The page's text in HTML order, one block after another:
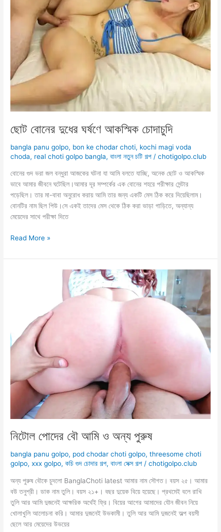
ছোট বোনের দুধের ঘর্ষণে আকস্মিক চোদাচুদি
bangla panu golpo, bon ke chodar choti, kochi magi voda
choda, real choti golpo bangla,বাংলা নতুন চটি গল্প /chotigolpo.club
বোনের গুদ ভরা জল বন্ধুরা আজকের ঘটনা যা আমি বলতে যাচ্ছি, অনেক ছোট ও আকস্মিক
ভাবে আমার জীবনে ঘটেছিল।আমার দূর সম্পর্কের এক বোনের শহরে পরীক্ষার সেন্টার
পড়েছিল। তার মা-বাবা অনুরোধ করায় আমি তার জন্য একটি মেস ঠিক করে দিয়েছিলাম।
বোনটির নাম ছিল পিউ।সে একই তাদের মেস থেকে ঠিক করা ভাড়া গাড়িতে, অন্যান্য
মেয়েদের সাথে পরীক্ষা দিতে
ছোট
দুধের
Read More »
নিটোল পোদের বৌ আমি ও অন্য পুরুষ
bangla panu golpo, pod chodar choti golpo,threesome choti
golpo,xxx golpo,কচি গুদ চোদার গল্প,বাংলা সেক্স গল্প /chotigolpo.club
অন্য পুরুষ বৌকে চুদলো BanglaChoti latest আমার নাম সৌগত। বয়স ২৫। আমার
বউ তনুশ্রী। ডাক নাম তুলি। বয়স ২১+। বছর দুয়েক বিয়ে হয়েছে। প্রথমেই বলে রাখি
তুলি আর আমি দুজনেই আক্ষরিক অর্থেই ফ্রি। বিয়ের আগের আমাদের যৌন জীবন নিয়ে
খোলাখুলি আলোচনা করি। আমার দুজনেই উভকামী। তুলি আর আমি দুজনেই অল্প বয়সী
ছেলে আর মেয়েদের উভয়ের